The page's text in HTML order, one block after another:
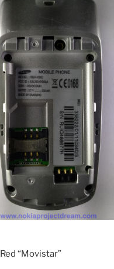
Red “Movistar”